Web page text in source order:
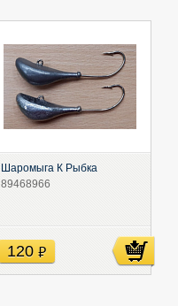
Шаромыга К Рыбка
89468966
120 руб